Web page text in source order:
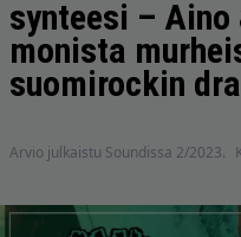
synteesi – Aino
monista
suomirockin
Arvio julkaistu Soundissa 2/2023.